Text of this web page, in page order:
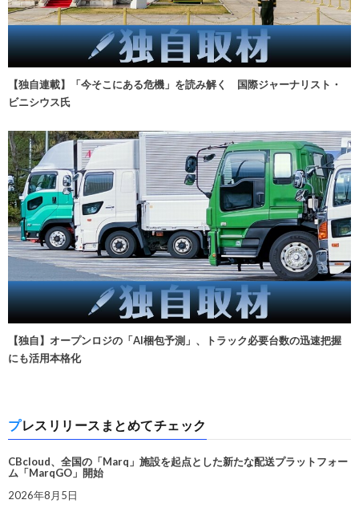
【独自連載】「今そこにある危機」を読み解く 国際ジャーナリスト・
ビニシウス氏
【独自】オープンロジの「AI梱包予測」、トラック必要台数の迅速把握
にも活用本格化
プレスリリースまとめてチェック
CBcloud、全国の「Marq」施設を起点とした新たな配送プラットフォー
ム「MarqGO」開始
2026年8月5日